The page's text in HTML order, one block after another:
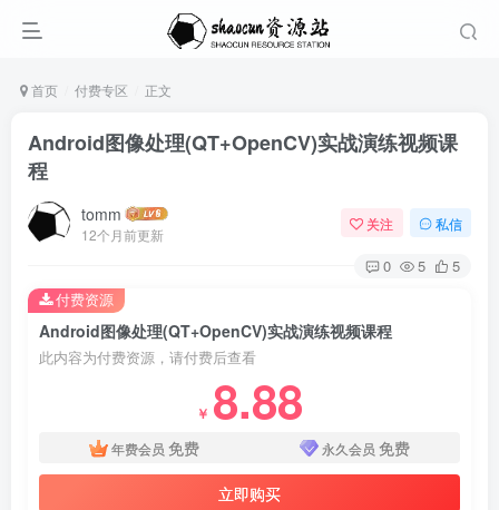
首页 付费专区 正文
Android图像处理(QT+OpenCV)实战演练视频课
程
tomm
12个月前更新
关注 私信
0 5 5
Android图像处理(QT+OpenCV)实战演练视频课程
此内容为付费资源，请付费后查看
￥ 8.88
年费会员 免费 永久会员 免费
立即购买
付费资源